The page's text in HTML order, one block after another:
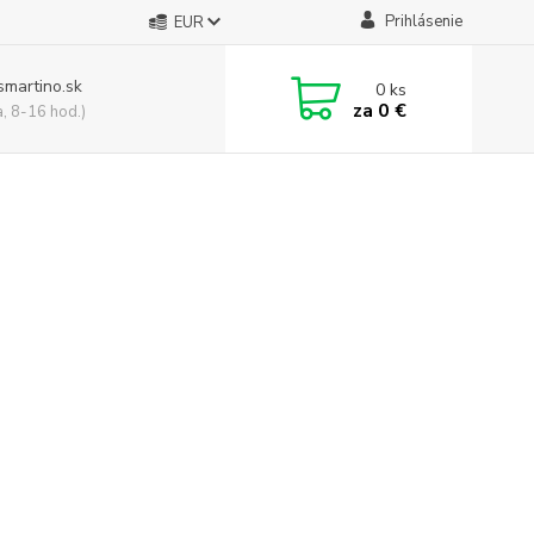
EUR Prihlásenie
8-16 hod.)
0ks
za 0 €